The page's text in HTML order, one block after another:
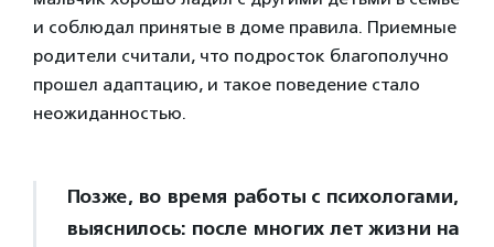
и соблюдал принятые в доме правила. Приемные
родители считали, что подросток благополучно
прошел адаптацию, и такое поведение стало
неожиданностью.
Позже, во время работы с психологами,
выяснилось: после многих лет жизни на